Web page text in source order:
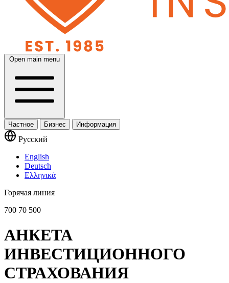
Open main menu
Частное Бизнес Информация
Русский
English
Deutsch
Ελληνικά
Горячая линия
700 70 500
АНКЕТА
ИНВЕСТИЦИОННОГО
СТРАХОВАНИЯ